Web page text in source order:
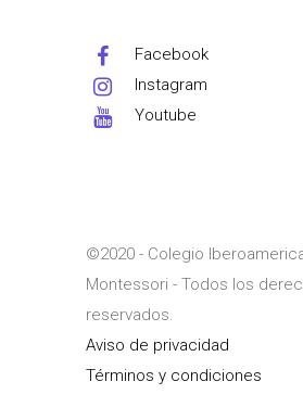
Facebook
Instagram
Youtube
©2020 - Colegio
Montessori - Todos los
reservados.
Aviso de privacidad
Términos y condiciones